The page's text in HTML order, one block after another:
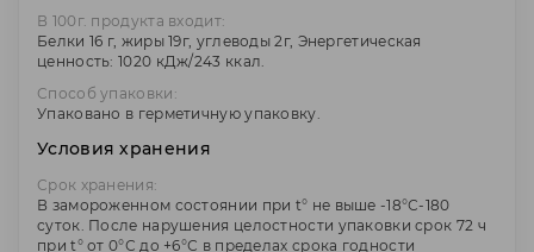
В 100г. продукта входит:
Белки 16 г, жиры 19г, углеводы 2г, Энергетическая
ценность: 1020 кДж/243 ккал.
Способ упаковки:
Упаковано в герметичную упаковку.
Условия хранения
Срок хранения:
В замороженном состоянии при t° не выше -18°С-180
суток. После нарушения целостности упаковки срок 72 ч
при t° от 0°С до +6°С в пределах срока годности